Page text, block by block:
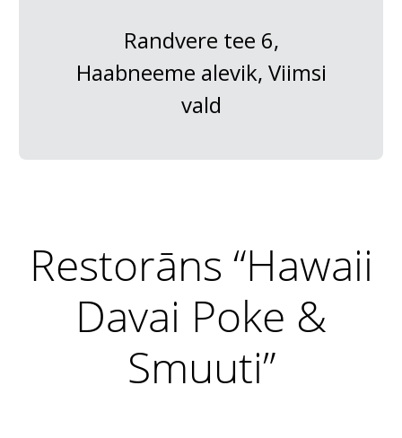
Randvere tee 6,
Haabneeme alevik, Viimsi
vald
Restorāns “Hawaii
Davai Poke &
Smuuti”